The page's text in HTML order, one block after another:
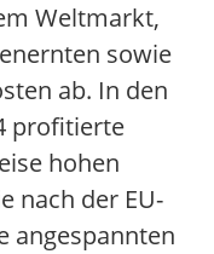
Weltmarkt,
sowie
ab. In den
profitierte
hohen
nach der EU-
angespannten